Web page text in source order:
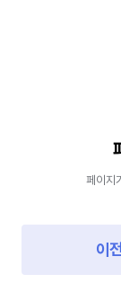
페이지
이전